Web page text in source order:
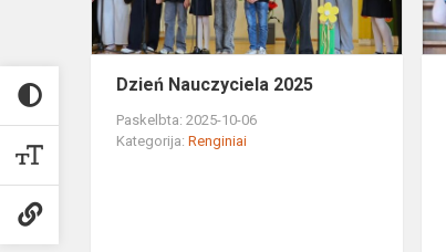
Dzień Nauczyciela 2025
Paskelbta: 2025-10-06
Kategorija: Renginiai